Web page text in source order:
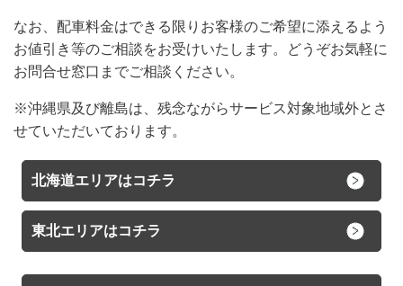
なお、配車料金はできる限りお客様のご希望に添えるよう
お値引き等のご相談をお受けいたします。どうぞお気軽に
お問合せ窓口までご相談ください。
※沖縄県及び離島は、残念ながらサービス対象地域外とさ
せていただいております。
北海道エリアはコチラ
東北エリアはコチラ